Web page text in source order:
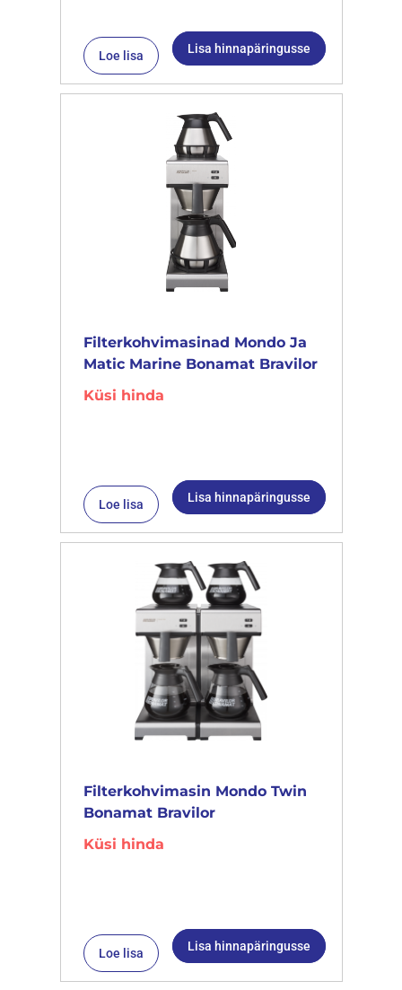
Loe lisa Lisa hinnapäringusse
Filterkohvimasinad Mondo Ja
Matic Marine Bonamat Bravilor
Küsi hinda
Loe lisa Lisa hinnapäringusse
Filterkohvimasin Mondo Twin
Bonamat Bravilor
Küsi hinda
Loe lisa Lisa hinnapäringusse